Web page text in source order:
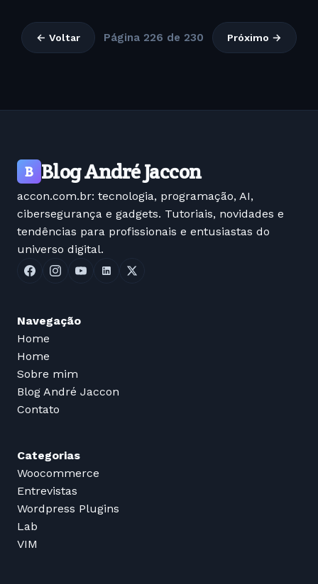
← Voltar Página 226 de 230 Próximo →
B Blog André Jaccon
accon.com.br: tecnologia, programação, AI,
cibersegurança e gadgets. Tutoriais, novidades e
tendências para profissionais e entusiastas do
universo digital.
Navegação
Home
Home
Sobre mim
Blog André Jaccon
Contato
Categorias
Woocommerce
Entrevistas
Wordpress Plugins
Lab
VIM